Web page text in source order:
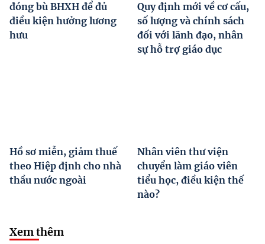
đóng bù BHXH để đủ
điều kiện hưởng lương
hưu
Quy định mới về cơ cấu,
số lượng và chính sách
đối với lãnh đạo, nhân
sự hỗ trợ giáo dục
Hồ sơ miễn, giảm thuế
theo Hiệp định cho nhà
thầu nước ngoài
Nhân viên thư viện
chuyển làm giáo viên
tiểu học, điều kiện thế
nào?
Xem thêm